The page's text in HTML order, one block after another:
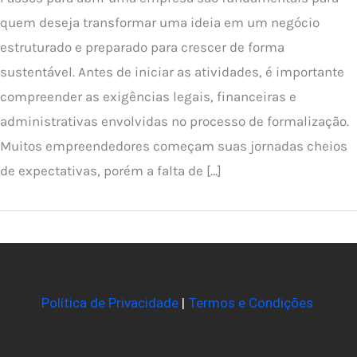
quem deseja transformar uma ideia em um negócio
estruturado e preparado para crescer de forma
sustentável. Antes de iniciar as atividades, é importante
compreender as exigências legais, financeiras e
administrativas envolvidas no processo de formalização.
Muitos empreendedores começam suas jornadas cheios
de expectativas, porém a falta de […]
Política de Privacidade| Termos e Condições